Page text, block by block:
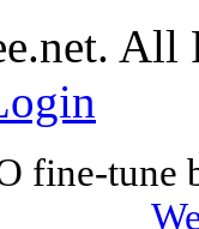
All
fine-tune